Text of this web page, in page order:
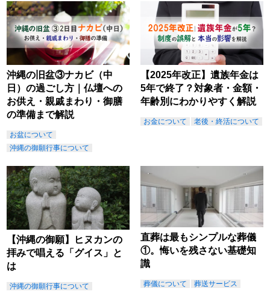
沖縄の旧盆③ナカビ（中
日）の過ごし方｜仏壇への
お供え・親戚まわり・御膳
の準備まで解説
お盆について
沖縄の御願行事について
【2025年改正】遺族年金は
5年で終了？対象者・金額・
年齢別にわかりやすく解説
お金について 老後・終活について
【沖縄の御願】ヒヌカンの
拝みで唱える「グイス」と
は
沖縄の御願行事について
直葬は最もシンプルな葬儀
①。悔いを残さない基礎知
識
葬儀について 葬送サービス